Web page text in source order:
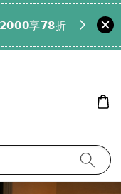
享𝟳𝟴折